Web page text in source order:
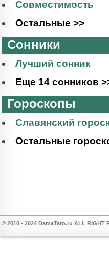
Совместимость
Остальные >>
Сонники
Лучший сонник
Еще 14 сонников
Гороскопы
Славянский
Остальные
© 2010 - 2024 DamaTaro.ru ALL RIGHT